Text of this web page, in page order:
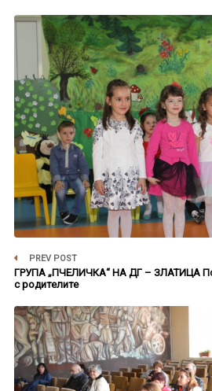
PREV POST
ГРУПА „ПЧЕЛИЧКА“ НА ДГ – ЗЛАТИЦА
с родителите